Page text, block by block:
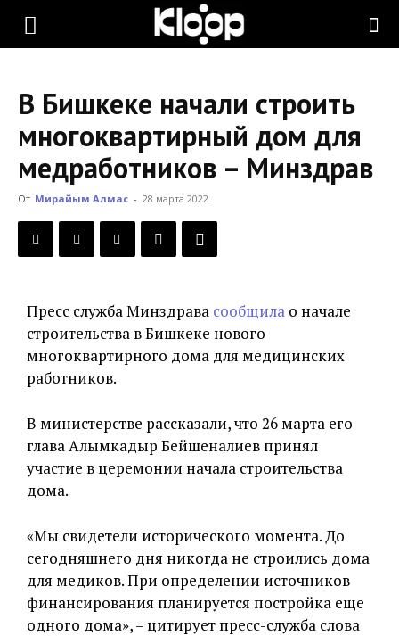
KLOOP.KG
Новости
Кыргызстана
В Бишкеке начали строить
многоквартирный дом для
медработников – Минздрав
От Мирайым Алмас - 28 марта 2022
Пресс служба Минздрава сообщила о начале
строительства в Бишкеке нового
многоквартирного дома для медицинских
работников.
В министерстве рассказали, что 26 марта его
глава Алымкадыр Бейшеналиев принял
участие в церемонии начала строительства
дома.
«Мы свидетели исторического момента. До
сегодняшнего дня никогда не строились дома
для медиков. При определении источников
финансирования планируется постройка еще
одного дома», – цитирует пресс-служба слова